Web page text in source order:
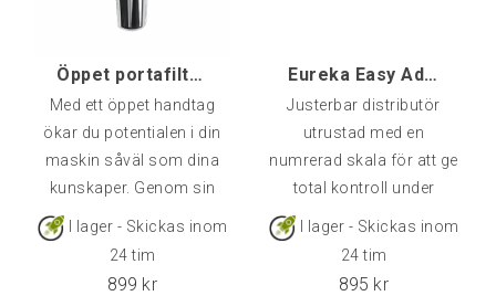
Öppet portafilter ECM - Angled
Med ett öppet handtag
ökar du potentialen i din
maskin såväl som dina
kunskaper. Genom sin
utformning utan spouts
kommer kaffet i mindre
I lager - Skickas inom
24 tim
899 kr
Eureka Easy Adjustable Distributor 58,3 - Svart
Justerbar distributör
utrustad med en
numrerad skala för att ge
total kontroll under
regleringsprocessen. Helt
anpassningsbar enligt
I lager - Skickas inom
24 tim
895 kr